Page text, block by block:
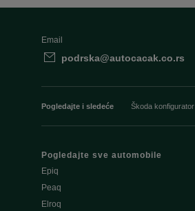
Email
podrska@autocacak.co.rs
Pogledajte i sledeće Škoda konfigurator
Pogledajte sve automobile
Epiq
Peaq
Elroq